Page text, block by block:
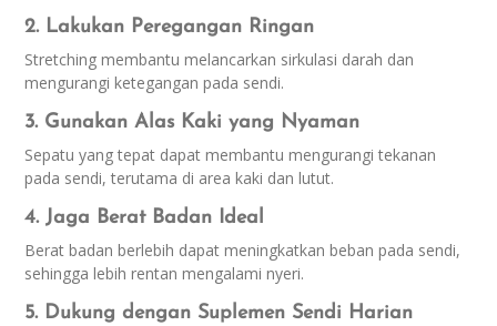
2. Lakukan Peregangan Ringan
Stretching membantu melancarkan sirkulasi darah dan
mengurangi ketegangan pada sendi.
3. Gunakan Alas Kaki yang Nyaman
Sepatu yang tepat dapat membantu mengurangi tekanan
pada sendi, terutama di area kaki dan lutut.
4. Jaga Berat Badan Ideal
Berat badan berlebih dapat meningkatkan beban pada sendi,
sehingga lebih rentan mengalami nyeri.
5. Dukung dengan Suplemen Sendi Harian